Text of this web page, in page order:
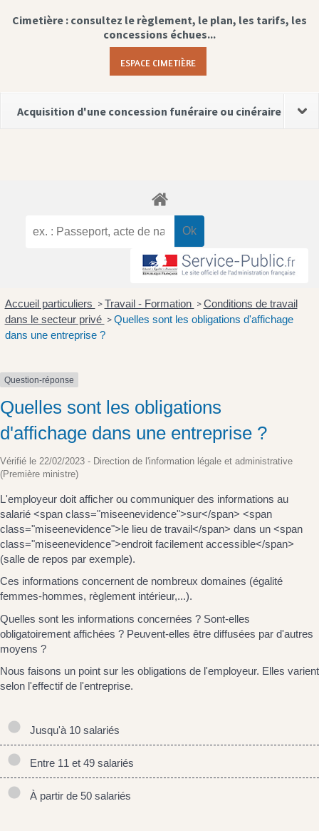
Cimetière : consultez le règlement, le plan, les tarifs, les
concessions échues...
ESPACE CIMETIÈRE
Acquisition d'une concession funéraire ou cinéraire
Accueil particuliers > Travail - Formation > Conditions de travail
dans le secteur privé > Quelles sont les obligations d'affichage
dans une entreprise ?
Question-réponse
Quelles sont les obligations
d'affichage dans une entreprise ?
Vérifié le 22/02/2023 - Direction de l'information légale et administrative
(Première ministre)
L'employeur doit afficher ou communiquer des informations au
salarié <span class="miseenevidence">sur</span> <span
class="miseenevidence">le lieu de travail</span> dans un <span
class="miseenevidence">endroit facilement accessible</span>
(salle de repos par exemple).
Ces informations concernent de nombreux domaines (égalité
femmes-hommes, règlement intérieur,...).
Quelles sont les informations concernées ? Sont-elles
obligatoirement affichées ? Peuvent-elles être diffusées par d'autres
moyens ?
Nous faisons un point sur les obligations de l'employeur. Elles varient
selon l'effectif de l'entreprise.
Jusqu'à 10 salariés
Entre 11 et 49 salariés
À partir de 50 salariés